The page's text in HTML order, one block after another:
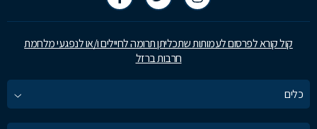
קול קורא לפרסום לעמותות שתכליתן תרומה לחיילים ו/או לנפגעי מלחמת
חרבות ברזל
כלים